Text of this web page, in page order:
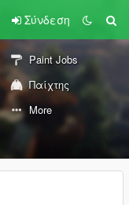
Σύνδεση
Paint Jobs
Παίχτης
More